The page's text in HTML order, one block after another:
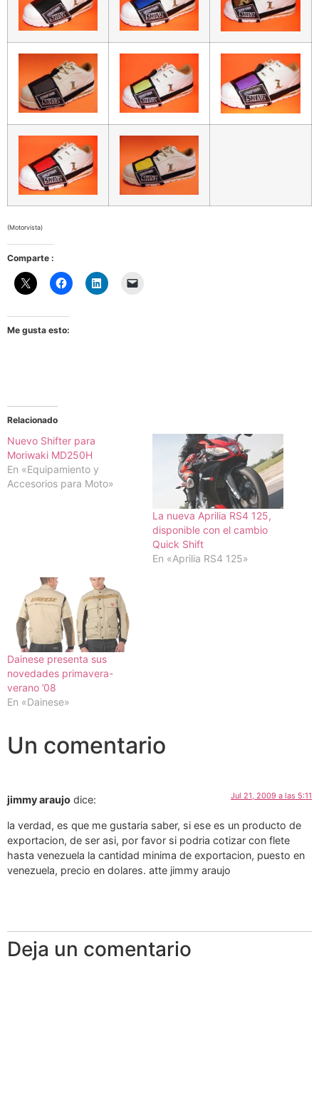
(Motorvista)
Comparte :
Me gusta esto:
Relacionado
Nuevo Shifter para
Moriwaki MD250H
En «Equipamiento y
Accesorios para Moto»
La nueva Aprilia RS4 125,
disponible con el cambio
Quick Shift
En «Aprilia RS4 125»
Dainese presenta sus
novedades primavera-
verano ’08
En «Dainese»
Un comentario
jimmy araujo dice: Jul 21, 2009 a las 5:11
la verdad, es que me gustaria saber, si ese es un producto de
exportacion, de ser asi, por favor si podria cotizar con flete
hasta venezuela la cantidad minima de exportacion, puesto en
venezuela, precio en dolares. atte jimmy araujo
Deja un comentario